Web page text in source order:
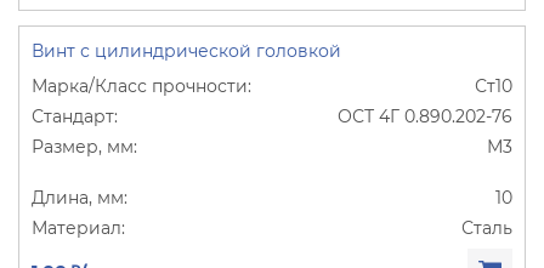
Винт с цилиндрической головкой
Ст10
ОСТ 4Г 0.890.202-76
М3
10
Сталь